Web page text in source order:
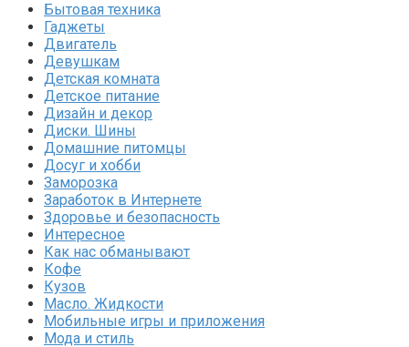
Бытовая техника
Гаджеты
Двигатель
Девушкам
Детская комната
Детское питание
Дизайн и декор
Диски. Шины
Домашние питомцы
Досуг и хобби
Заморозка
Заработок в Интернете
Здоровье и безопасность
Интересное
Как нас обманывают
Кофе
Кузов
Масло. Жидкости
Мобильные игры и приложения
Мода и стиль